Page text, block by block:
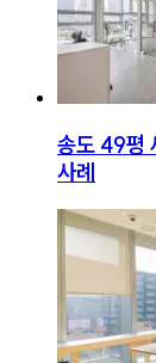
송도 49평
사례